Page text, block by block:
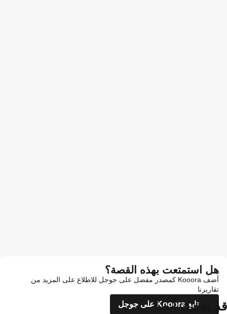
هل استمتعت بهذه القصة؟
أضف Kooora كمصدر مفضل على جوجل للاطلاع على المزيد من
تقاريرنا
تابع Kooora على جوجل
قد يعجبك أيضاً